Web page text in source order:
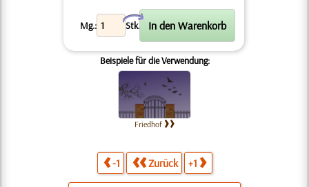
Mg.: Stk.
X
Beispiele für die Verwendung:
Friedhof
-1 Zurück +1